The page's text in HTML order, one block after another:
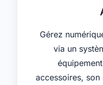
Gérez
via un
accessoires,